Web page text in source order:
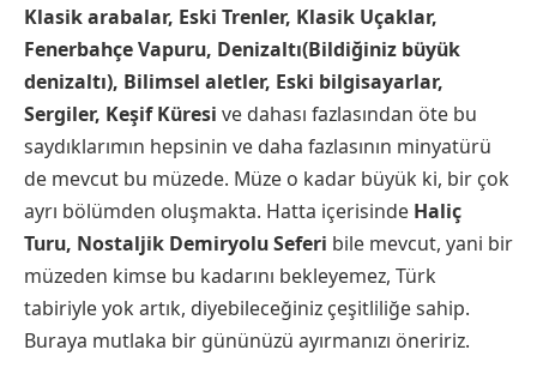
Klasik arabalar, Eski Trenler, Klasik Uçaklar,
Fenerbahçe Vapuru, Denizaltı(Bildiğiniz büyük
denizaltı), Bilimsel aletler, Eski bilgisayarlar,
Sergiler, Keşif Küresi ve dahası fazlasından öte bu
saydıklarımın hepsinin ve daha fazlasının minyatürü
de mevcut bu müzede. Müze o kadar büyük ki, bir çok
ayrı bölümden oluşmakta. Hatta içerisinde Haliç
Turu, Nostaljik Demiryolu Seferi bile mevcut, yani bir
müzeden kimse bu kadarını bekleyemez, Türk
tabiriyle yok artık, diyebileceğiniz çeşitliliğe sahip.
Buraya mutlaka bir gününüzü ayırmanızı öneririz.